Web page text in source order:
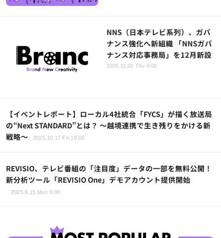
NNS（日本テレビ系列）、ガバ
ナンス強化へ新組織 「NNSガバ
ナンス対応事務局」を12月新設
2025.11.20 Thu 9:00
【イベントレポート】ローカル4社統合「FYCS」が描く放送局
の“Next STANDARD”とは？ ～越境連携で生き残りをかける新
戦略～
2025.10.17 Fri 18:00
REVISIO、テレビ番組の「注目度」データの一部を無料公開！
新分析ツール「REVISIO One」デモアカウント提供開始
2025.9.15 Mon 9:00